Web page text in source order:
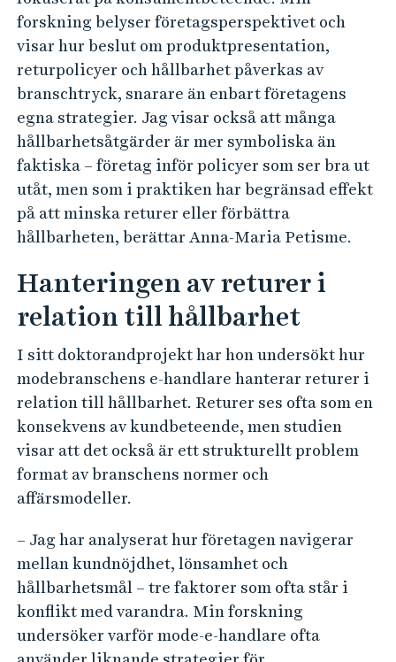
forskning belyser företagsperspektivet och
visar hur beslut om produktpresentation,
returpolicyer och hållbarhet påverkas av
branschtryck, snarare än enbart företagens
egna strategier. Jag visar också att många
hållbarhetsåtgärder är mer symboliska än
faktiska – företag inför policyer som ser bra ut
utåt, men som i praktiken har begränsad effekt
på att minska returer eller förbättra
hållbarheten, berättar Anna-Maria Petisme.
Hanteringen av returer i
relation till hållbarhet
I sitt doktorandprojekt har hon undersökt hur
modebranschens e-handlare hanterar returer i
relation till hållbarhet. Returer ses ofta som en
konsekvens av kundbeteende, men studien
visar att det också är ett strukturellt problem
format av branschens normer och
affärsmodeller.
– Jag har analyserat hur företagen navigerar
mellan kundnöjdhet, lönsamhet och
hållbarhetsmål – tre faktorer som ofta står i
konflikt med varandra. Min forskning
undersöker varför mode-e-handlare ofta